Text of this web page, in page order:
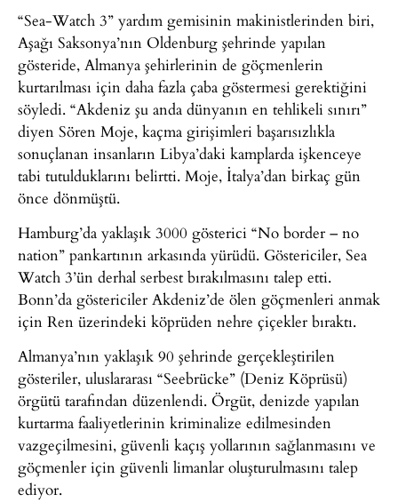
“Sea-Watch 3” yardım gemisinin makinistlerinden biri,
Aşağı Saksonya’nın Oldenburg şehrinde yapılan
gösteride, Almanya şehirlerinin de göçmenlerin
kurtarılması için daha fazla çaba göstermesi gerektiğini
söyledi. “Akdeniz şu anda dünyanın en tehlikeli sınırı”
diyen Sören Moje, kaçma girişimleri başarısızlıkla
sonuçlanan insanların Libya’daki kamplarda işkenceye
tabi tutulduklarını belirtti. Moje, İtalya’dan birkaç gün
önce dönmüştü.
Hamburg’da yaklaşık 3000 gösterici “No border – no
nation” pankartının arkasında yürüdü. Göstericiler, Sea
Watch 3’ün derhal serbest bırakılmasını talep etti.
Bonn’da göstericiler Akdeniz’de ölen göçmenleri anmak
için Ren üzerindeki köprüden nehre çiçekler bıraktı.
Almanya’nın yaklaşık 90 şehrinde gerçekleştirilen
gösteriler, uluslararası “Seebrücke” (Deniz Köprüsü)
örgütü tarafından düzenlendi. Örgüt, denizde yapılan
kurtarma faaliyetlerinin kriminalize edilmesinden
vazgeçilmesini, güvenli kaçış yollarının sağlanmasını ve
göçmenler için güvenli limanlar oluşturulmasını talep
ediyor.